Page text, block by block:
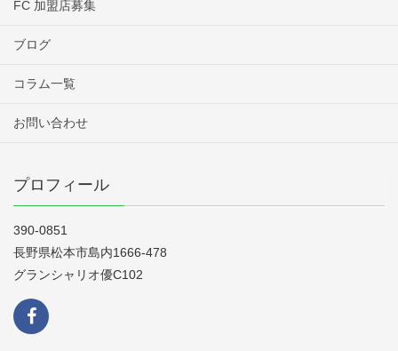
FC 加盟店募集
ブログ
コラム一覧
お問い合わせ
プロフィール
390-0851
長野県松本市島内1666-478
グランシャリオ優C102